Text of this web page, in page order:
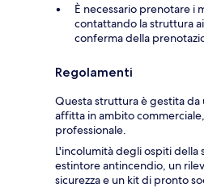
È necessario prenotare i
contattando la struttura
conferma della
Regolamenti
Questa struttura è gestita da
affitta in ambito
professionale.
L'incolumità degli ospiti
estintore antincendio, un
sicurezza e un kit di pronto